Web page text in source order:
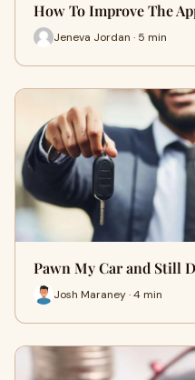
How To Improve The
Jeneva Jordan · 5 min
Pawn My Car and Still
Josh Maraney · 4 min